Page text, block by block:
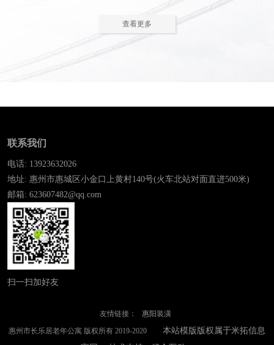
查看更多
联系我们
电话: 13923632026
地址: 惠州市惠城区小金口上黄村140号(火车北站对面直进500米)
邮箱: 623607482@qq.com
扫一扫加好友
友情链接：
惠阳装潢
惠州市长乐居老年公寓 版权所有 2019-2020
本站模版版权属于米拓信息